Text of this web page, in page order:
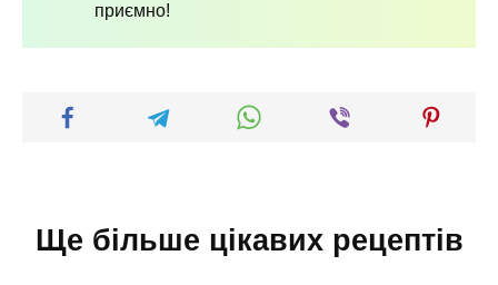
приємно!
Ще більше цікавих рецептів